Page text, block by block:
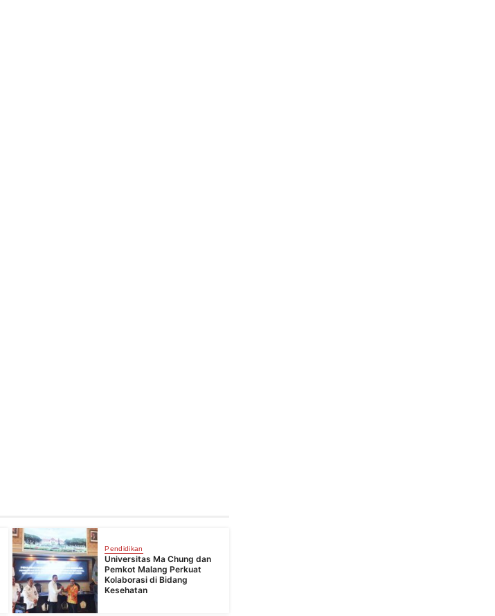
Pendidikan
Universitas Ma Chung dan
Pemkot Malang Perkuat
Kolaborasi di Bidang
Kesehatan